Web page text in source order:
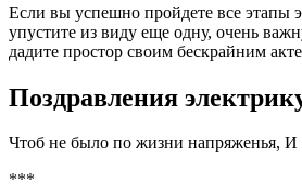
Если вы успешно пройдете все этапы
упустите из виду еще одну, очень
дадите простор своим бескрайним
Поздравления
Чтоб не было по жизни напряженья,
***